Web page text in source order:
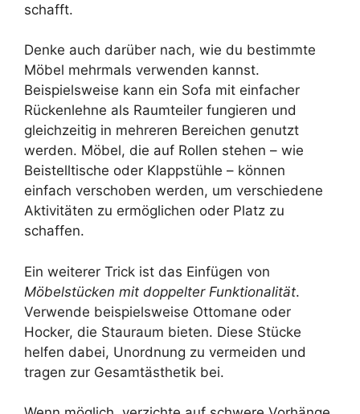
schafft.
Denke auch darüber nach, wie du bestimmte
Möbel mehrmals verwenden kannst.
Beispielsweise kann ein Sofa mit einfacher
Rückenlehne als Raumteiler fungieren und
gleichzeitig in mehreren Bereichen genutzt
werden. Möbel, die auf Rollen stehen – wie
Beistelltische oder Klappstühle – können
einfach verschoben werden, um verschiedene
Aktivitäten zu ermöglichen oder Platz zu
schaffen.
Ein weiterer Trick ist das Einfügen von
Möbelstücken mit doppelter Funktionalität.
Verwende beispielsweise Ottomane oder
Hocker, die Stauraum bieten. Diese Stücke
helfen dabei, Unordnung zu vermeiden und
tragen zur Gesamtästhetik bei.